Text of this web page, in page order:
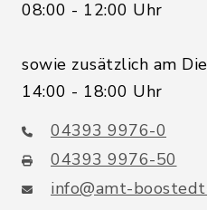
08:00 - 12:00 Uhr
sowie zusätzlich am
14:00 - 18:00 Uhr
04393 9976-0
04393 9976-50
info@amt-